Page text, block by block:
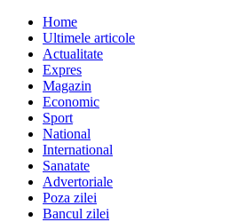
Home
Ultimele articole
Actualitate
Expres
Magazin
Economic
Sport
National
International
Sanatate
Advertoriale
Poza zilei
Bancul zilei